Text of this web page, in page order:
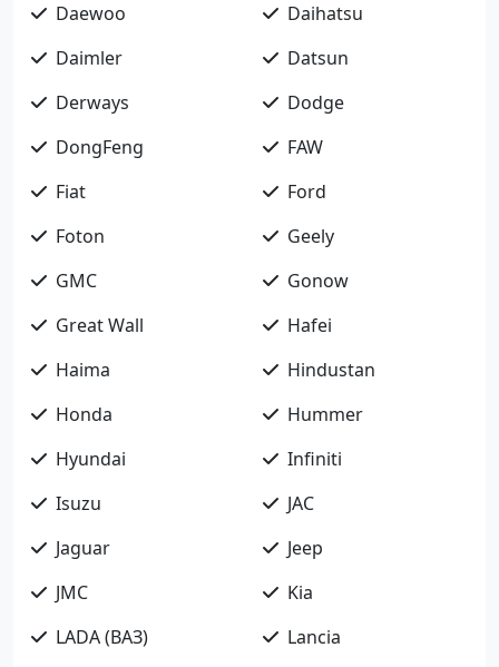
Daewoo
Daihatsu
Daimler
Datsun
Derways
Dodge
DongFeng
FAW
Fiat
Ford
Foton
Geely
GMC
Gonow
Great Wall
Hafei
Haima
Hindustan
Honda
Hummer
Hyundai
Infiniti
Isuzu
JAC
Jaguar
Jeep
JMC
Kia
LADA (ВАЗ)
Lancia